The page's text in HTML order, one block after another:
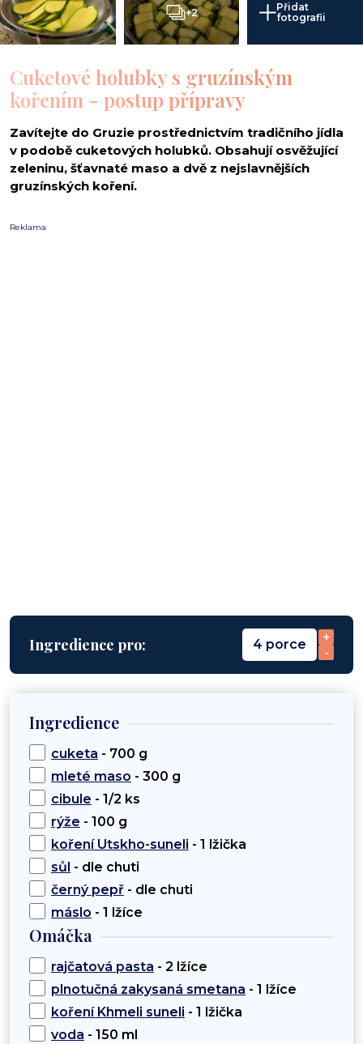
+2
Přidat
fotografii
Cuketové holubky s gruzínským
kořením - postup přípravy
Zavítejte do Gruzie prostřednictvím tradičního jídla
v podobě cuketových holubků. Obsahují osvěžující
zeleninu, šťavnaté maso a dvě z nejslavnějších
gruzínských koření.
Reklama
Ingredience pro: 4 porce
+
-
Ingredience
cuketa - 700 g
mleté maso - 300 g
cibule - 1/2 ks
rýže - 100 g
koření Utskho-suneli - 1 lžička
sůl - dle chuti
černý pepř - dle chuti
máslo - 1 lžíce
Omáčka
rajčatová pasta - 2 lžíce
plnotučná zakysaná smetana - 1 lžíce
koření Khmeli suneli - 1 lžička
voda - 150 ml